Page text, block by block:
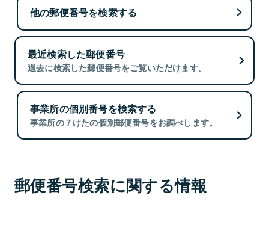
他の郵便番号を検索する
最近検索した郵便番号
過去に検索した郵便番号をご覧いただけます。
事業所の個別番号を検索する
事業所の７けたの個別郵便番号をお調べします。
郵便番号検索に関する情報